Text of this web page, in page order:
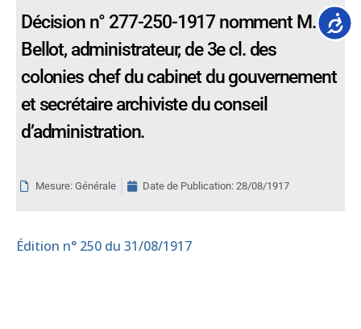
Décision n° 277-250-1917 nomment M.
Bellot, administrateur, de 3e cl. des
colonies chef du cabinet du gouvernement
et secrétaire archiviste du conseil
d’administration.
Mesure: Générale Date de Publication: 28/08/1917
Édition n° 250 du 31/08/1917